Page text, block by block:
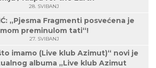
28. SVIBANJ
„Pjesma Fragmenti posvećena je
mom preminulom tati“!
27. SVIBANJ
imamo (Live klub Azimut)“ novi je
albuma „Live klub Azimut